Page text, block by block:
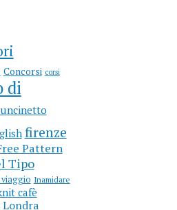
Concorsi corsi
di
firenze
Pattern
Tipo
Inamidare
cafè
Londra